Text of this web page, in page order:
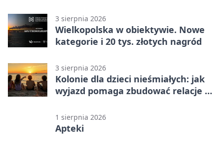
3 sierpnia 2026
Wielkopolska w obiektywie. Nowe
kategorie i 20 tys. złotych nagród
3 sierpnia 2026
Kolonie dla dzieci nieśmiałych: jak
wyjazd pomaga zbudować relacje z
1 sierpnia 2026
Apteki